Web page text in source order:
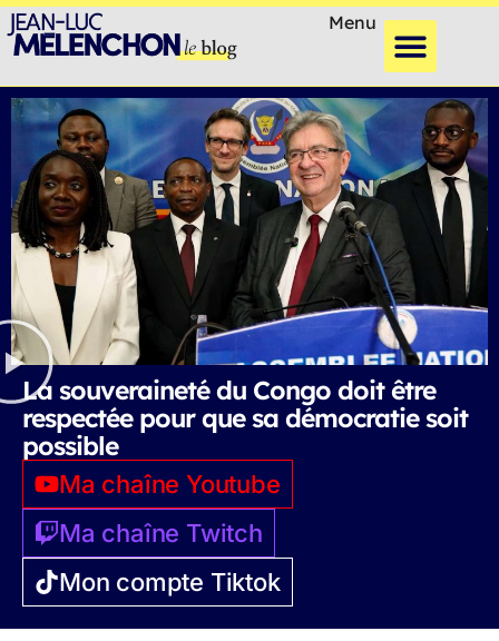
Menu
La souveraineté du Congo doit être
respectée pour que sa démocratie soit
possible
Ma chaîne Youtube
Ma chaîne Twitch
Mon compte Tiktok